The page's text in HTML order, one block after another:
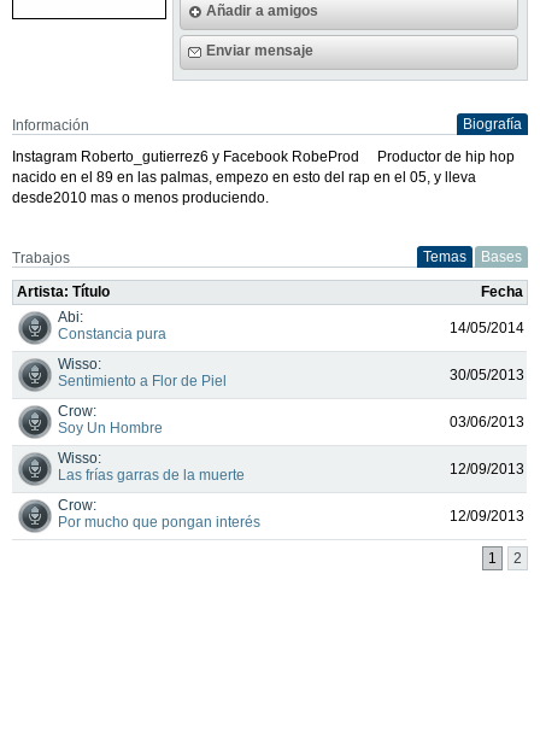
Añadir a amigos
Enviar mensaje
Información
Biografía
Instagram Roberto_gutierrez6 y Facebook RobeProd Productor de hip hop
nacido en el 89 en las palmas, empezo en esto del rap en el 05, y lleva
desde2010 mas o menos produciendo.
Trabajos Temas Bases
Artista: Título
Fecha
Abi:
Constancia pura
14/05/2014
Wisso:
Sentimiento a Flor de Piel
30/05/2013
Crow:
Soy Un Hombre
03/06/2013
Wisso:
Las frías garras de la muerte
12/09/2013
Crow:
Por mucho que pongan interés
12/09/2013
1 2